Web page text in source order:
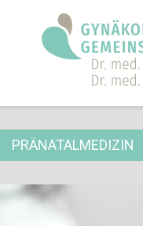
PRÄNATALMEDIZIN